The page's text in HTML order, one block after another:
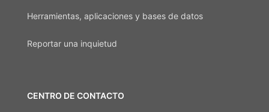
Herramientas, aplicaciones y bases de datos
Reportar una inquietud
CENTRO DE CONTACTO